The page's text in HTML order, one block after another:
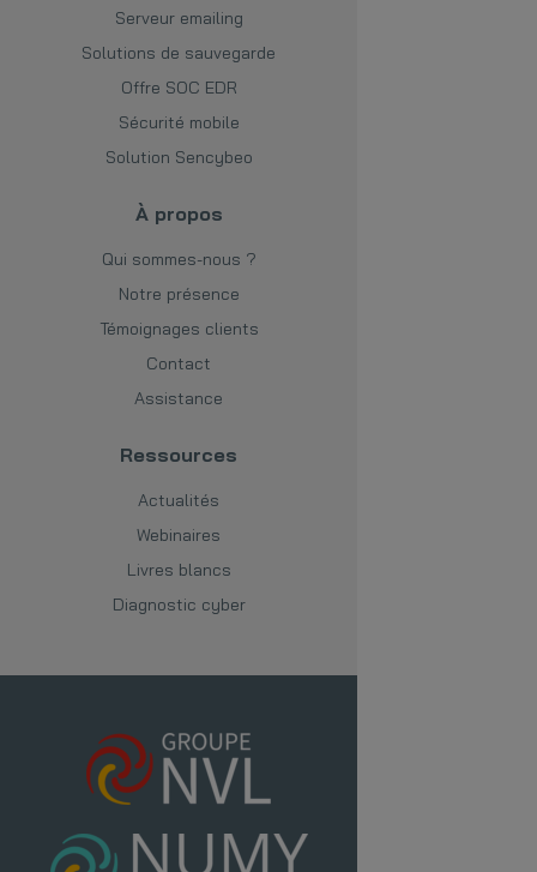
Serveur emailing
Solutions de sauvegarde
Offre SOC EDR
Sécurité mobile
Solution Sencybeo
À propos
Qui sommes-nous ?
Notre présence
Témoignages clients
Contact
Assistance
Ressources
Actualités
Webinaires
Livres blancs
Diagnostic cyber